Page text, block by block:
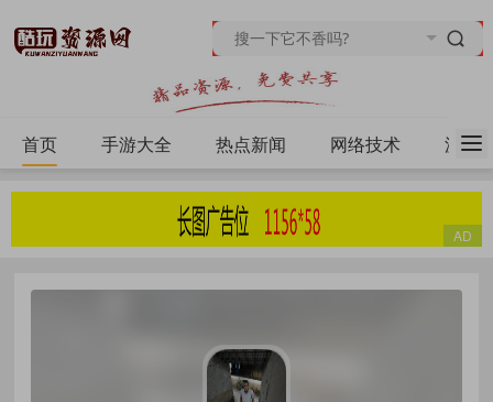
首页 手游大全 热点新闻 网络技术 源码